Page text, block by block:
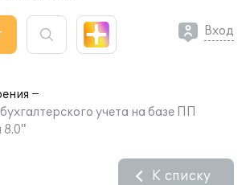
Вход
учета на базе ПП
8.0"
К списку